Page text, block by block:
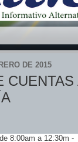
DE 2015
CUENTAS
8:00am a 12:30m